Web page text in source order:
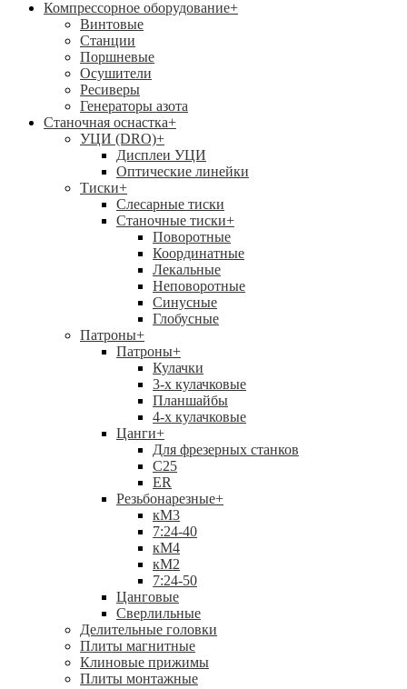
Компрессорное оборудование+
Винтовые
Станции
Поршневые
Осушители
Ресиверы
Генераторы азота
Станочная оснастка+
УЦИ (DRO)+
Дисплеи УЦИ
Оптические линейки
Тиски+
Слесарные тиски
Станочные тиски+
Поворотные
Координатные
Лекальные
Неповоротные
Синусные
Глобусные
Патроны+
Патроны+
Кулачки
3-х кулачковые
Планшайбы
4-х кулачковые
Цанги+
Для фрезерных станков
С25
ER
Резьбонарезные+
кМ3
7:24-40
кМ4
кМ2
7:24-50
Цанговые
Сверлильные
Делительные головки
Плиты магнитные
Клиновые прижимы
Плиты монтажные